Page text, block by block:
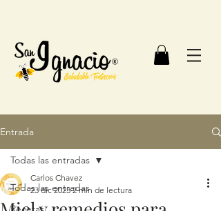
Entrada
Todas las entradas
Todas las entradas
Carlos Chavez
23 dic 2023 2 min de lectura